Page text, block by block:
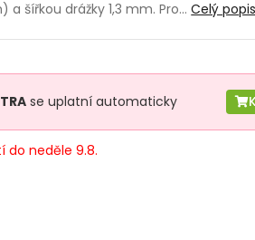
a šířkou drážky 1,3 mm. Pro…Celý popis
se uplatní automaticky
do neděle 9.8.